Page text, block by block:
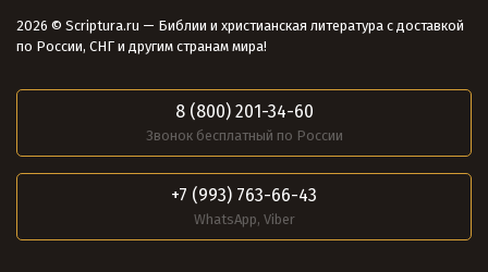
2026 © Scriptura.ru — Библии и христианская литература с доставкой
по России, СНГ и другим странам мира!
8 (800) 201-34-60
Звонок бесплатный по России
+7 (993) 763-66-43
WhatsApp, Viber